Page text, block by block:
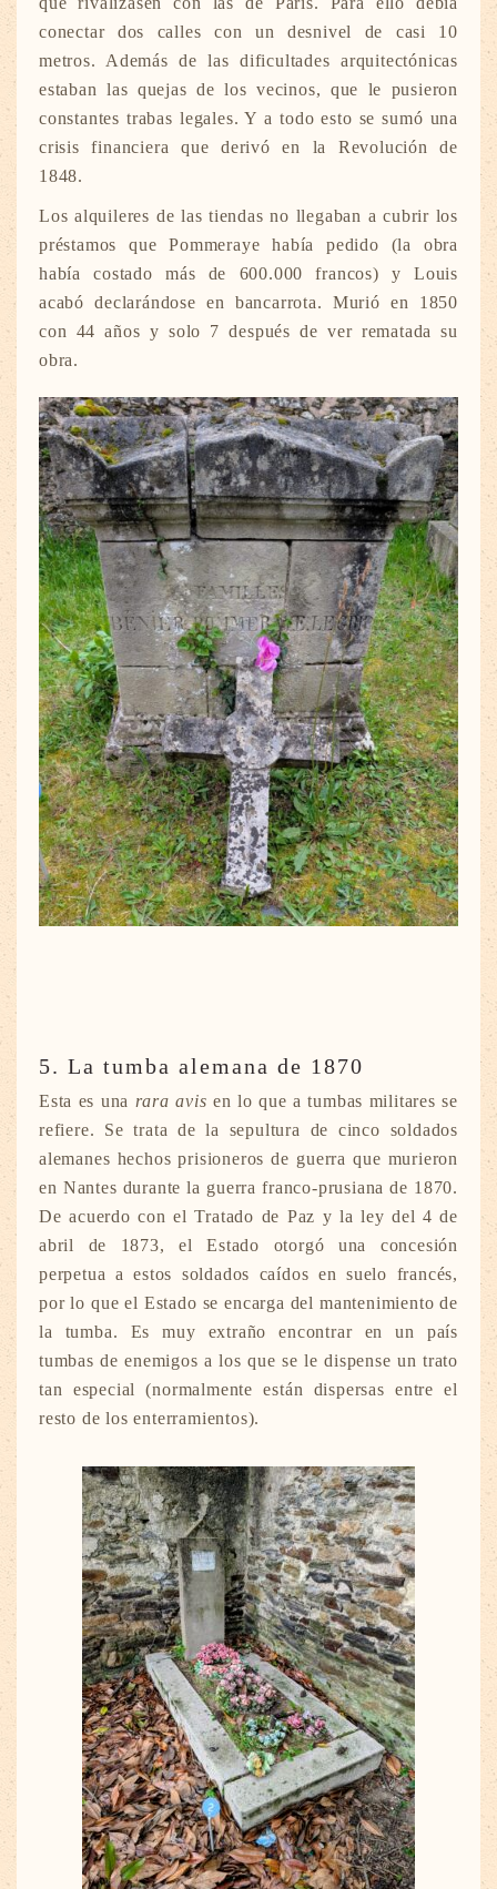
conectar dos calles con un desnivel de casi 10
metros. Además de las dificultades arquitectónicas
estaban las quejas de los vecinos, que le pusieron
constantes trabas legales. Y a todo esto se sumó una
crisis financiera que derivó en la Revolución de
1848.
Los alquileres de las tiendas no llegaban a cubrir los
préstamos que Pommeraye había pedido (la obra
había costado más de 600.000 francos) y Louis
acabó declarándose en bancarrota. Murió en 1850
con 44 años y solo 7 después de ver rematada su
obra.
5. La tumba alemana de 1870
Esta es una rara avis en lo que a tumbas militares se
refiere. Se trata de la sepultura de cinco soldados
alemanes hechos prisioneros de guerra que murieron
en Nantes durante la guerra franco-prusiana de 1870.
De acuerdo con el Tratado de Paz y la ley del 4 de
abril de 1873, el Estado otorgó una concesión
perpetua a estos soldados caídos en suelo francés,
por lo que el Estado se encarga del mantenimiento de
la tumba. Es muy extraño encontrar en un país
tumbas de enemigos a los que se le dispense un trato
tan especial (normalmente están dispersas entre el
resto de los enterramientos).